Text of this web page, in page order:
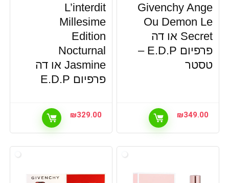
Givenchy Ange
Ou Demon Le
Secret או דה
פרפיום E.D.P –
טסטר
₪349.00
L’interdit
Millesime
Edition
Nocturnal
Jasmine או דה
פרפיום E.D.P
₪329.00